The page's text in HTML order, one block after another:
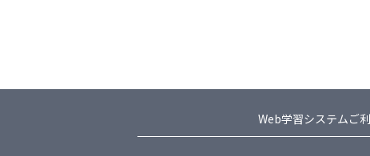
Web学習システムご